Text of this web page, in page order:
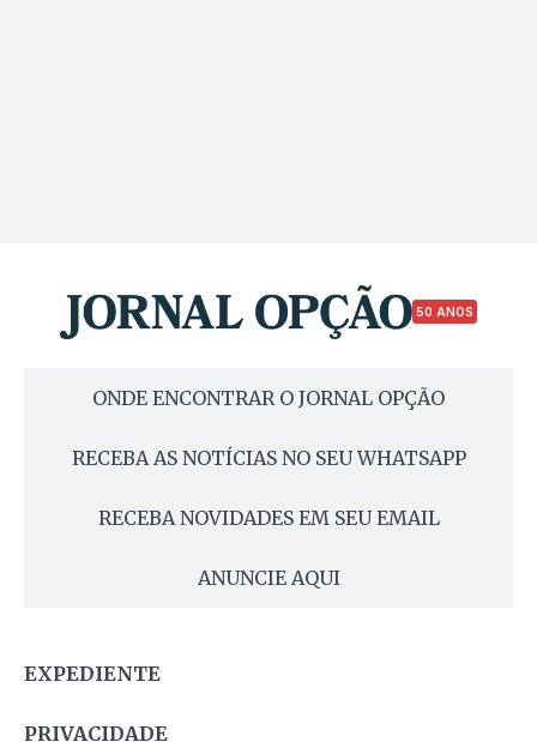
50 ANOS
ONDE ENCONTRAR O JORNAL OPÇÃO
RECEBA AS NOTÍCIAS NO SEU WHATSAPP
RECEBA NOVIDADES EM SEU EMAIL
ANUNCIE AQUI
EXPEDIENTE
PRIVACIDADE